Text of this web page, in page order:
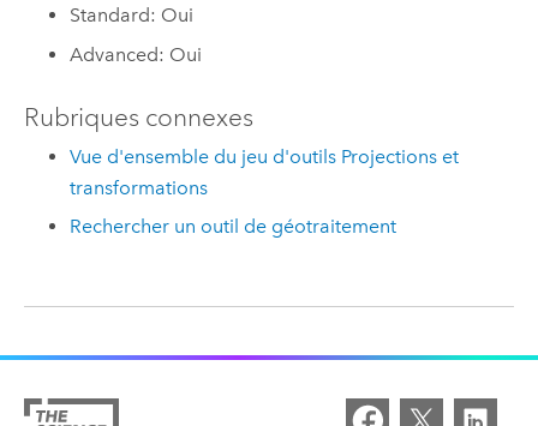
Standard: Oui
Advanced: Oui
Rubriques connexes
Vue d'ensemble du jeu d'outils Projections et
transformations
Rechercher un outil de géotraitement